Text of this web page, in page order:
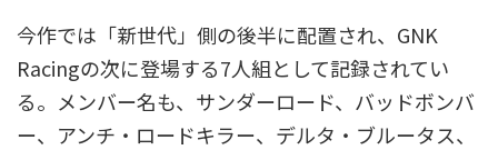
今作では「新世代」側の後半に配置され、GNK
Racingの次に登場する7人組として記録されてい
る。メンバー名も、サンダーロード、バッドボンバ
ー、アンチ・ロードキラー、デルタ・ブルータス、